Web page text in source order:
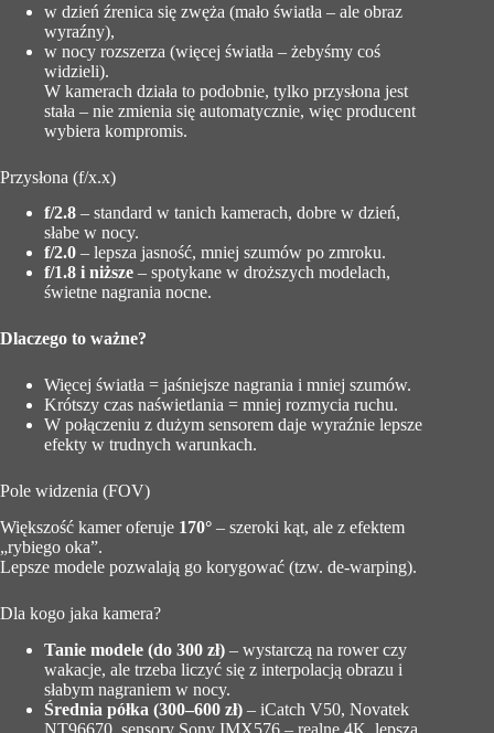
w dzień źrenica się zwęża (mało światła – ale obraz
wyraźny),
w nocy rozszerza (więcej światła – żebyśmy coś
widzieli).
W kamerach działa to podobnie, tylko przysłona jest
stała – nie zmienia się automatycznie, więc producent
wybiera kompromis.
Przysłona (f/x.x)
f/2.8 – standard w tanich kamerach, dobre w dzień,
słabe w nocy.
f/2.0 – lepsza jasność, mniej szumów po zmroku.
f/1.8 i niższe – spotykane w droższych modelach,
świetne nagrania nocne.
Dlaczego to ważne?
Więcej światła = jaśniejsze nagrania i mniej szumów.
Krótszy czas naświetlania = mniej rozmycia ruchu.
W połączeniu z dużym sensorem daje wyraźnie lepsze
efekty w trudnych warunkach.
Pole widzenia (FOV)
Większość kamer oferuje 170° – szeroki kąt, ale z efektem
„rybiego oka”.
Lepsze modele pozwalają go korygować (tzw. de-warping).
Dla kogo jaka kamera?
Tanie modele (do 300 zł) – wystarczą na rower czy
wakacje, ale trzeba liczyć się z interpolacją obrazu i
słabym nagraniem w nocy.
Średnia półka (300–600 zł) – iCatch V50, Novatek
NT96670, sensory Sony IMX576 – realne 4K, lepsza